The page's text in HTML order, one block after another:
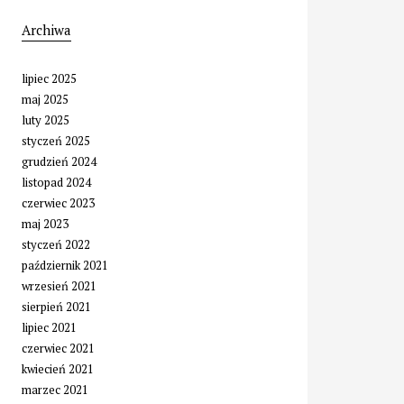
Archiwa
lipiec 2025
maj 2025
luty 2025
styczeń 2025
grudzień 2024
listopad 2024
czerwiec 2023
maj 2023
styczeń 2022
październik 2021
wrzesień 2021
sierpień 2021
lipiec 2021
czerwiec 2021
kwiecień 2021
marzec 2021